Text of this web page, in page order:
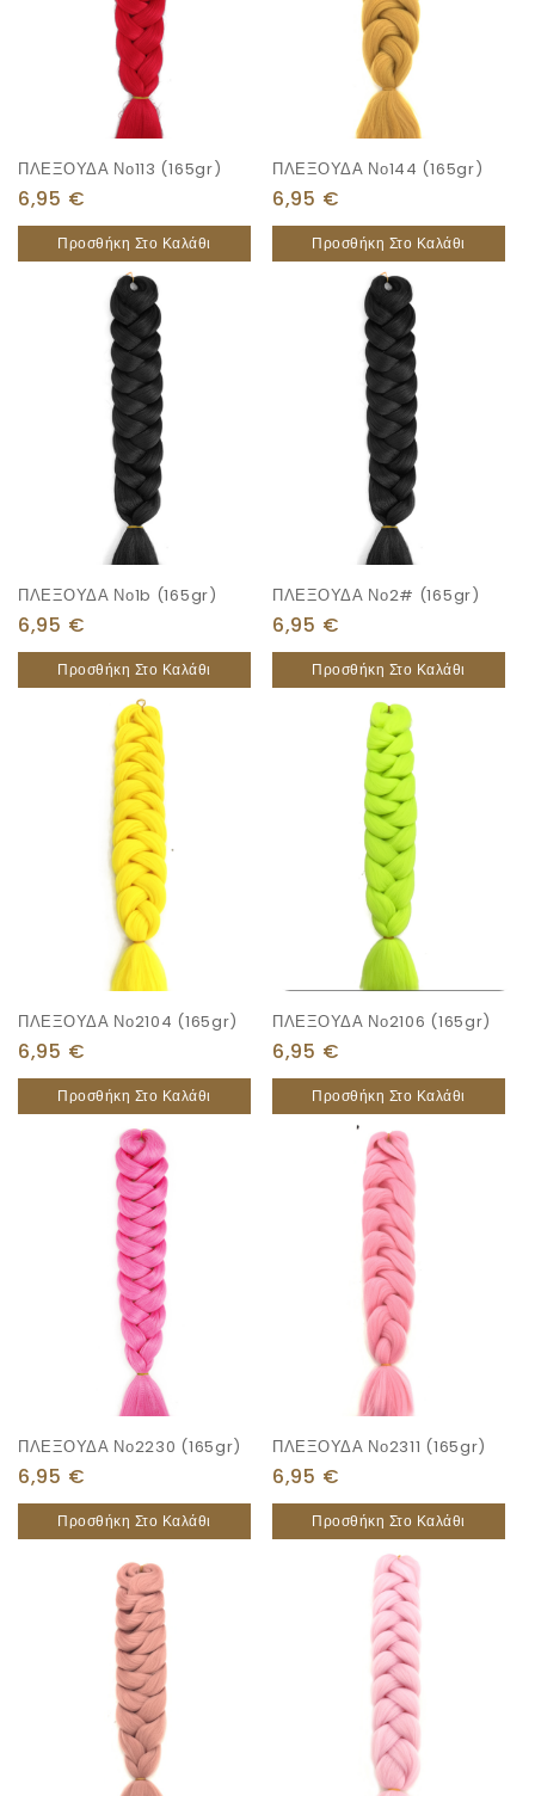
ΠΛΕΞΟΥΔΑ Νο113 (165gr)
6,95 €
Προσθήκη Στο Καλάθι
ΠΛΕΞΟΥΔΑ Νο144 (165gr)
6,95 €
Προσθήκη Στο Καλάθι
ΠΛΕΞΟΥΔΑ Νο1b (165gr)
6,95 €
Προσθήκη Στο Καλάθι
ΠΛΕΞΟΥΔΑ Νο2# (165gr)
6,95 €
Προσθήκη Στο Καλάθι
ΠΛΕΞΟΥΔΑ Νο2104 (165gr)
6,95 €
Προσθήκη Στο Καλάθι
ΠΛΕΞΟΥΔΑ Νο2106 (165gr)
6,95 €
Προσθήκη Στο Καλάθι
ΠΛΕΞΟΥΔΑ Νο2230 (165gr)
6,95 €
Προσθήκη Στο Καλάθι
ΠΛΕΞΟΥΔΑ Νο2311 (165gr)
6,95 €
Προσθήκη Στο Καλάθι